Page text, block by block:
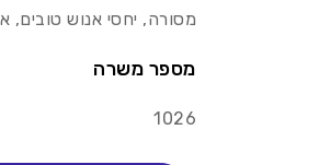
מסורה, יחסי אנוש טובים,
מספר משרה
1026